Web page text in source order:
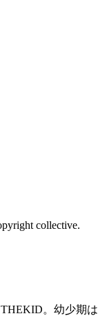
collective.
。幼少期は